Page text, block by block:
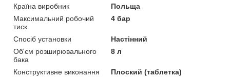
Країна виробник
Польща
Максимальний робочий
тиск
4 бар
Спосіб установки
Настінний
Об'єм розширювального
бака
8 л
Конструктивне виконання
Плоский (таблетка)